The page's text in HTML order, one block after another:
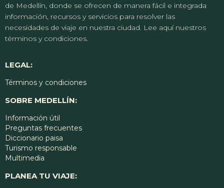
de Medellín, donde se ofrecen de manera fácil e integrada
información, recursos y servicios para resolver las
necesidades de viaje en nuestra ciudad. Lee aquí nuestros
términos y condiciones.
LEGAL:
Términos y condiciones
SOBRE MEDELLÍN:
Información útil
Preguntas frecuentes
Diccionario paisa
Turismo responsable
Multimedia
PLANEA TU VIAJE: